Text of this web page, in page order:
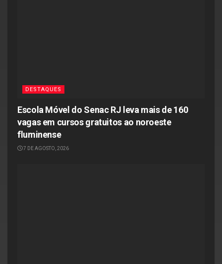
DESTAQUES
Escola Móvel do Senac RJ leva mais de 160
vagas em cursos gratuitos ao noroeste
fluminense
7 DE AGOSTO, 2026